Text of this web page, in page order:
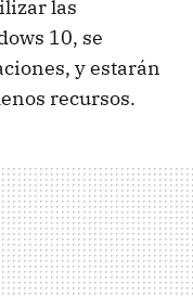
las
10, se
y estarán
recursos.